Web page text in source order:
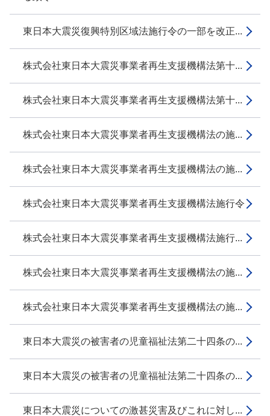
東日本大震災復興特別区域法施行令の一部を改正...
株式会社東日本大震災事業者再生支援機構法第十...
株式会社東日本大震災事業者再生支援機構法第十...
株式会社東日本大震災事業者再生支援機構法の施...
株式会社東日本大震災事業者再生支援機構法の施...
株式会社東日本大震災事業者再生支援機構法施行令
株式会社東日本大震災事業者再生支援機構法施行...
株式会社東日本大震災事業者再生支援機構法の施...
株式会社東日本大震災事業者再生支援機構法の施...
東日本大震災の被害者の児童福祉法第二十四条の...
東日本大震災の被害者の児童福祉法第二十四条の...
東日本大震災についての激甚災害及びこれに対し...